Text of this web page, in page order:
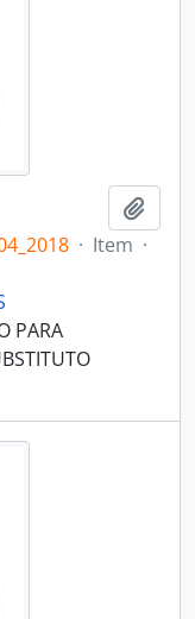
· Item ·
PARA